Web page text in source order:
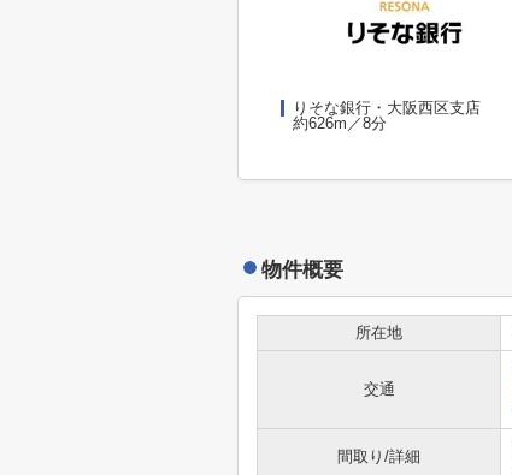
りそな銀行・大阪西区支店
約626m／8分
物件概要
所在地
交通
間取り/詳細